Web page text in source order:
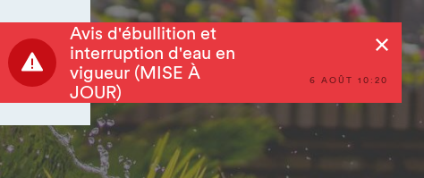
6 AOÛT 10:20
Avis d'ébullition et
interruption d'eau en
vigueur (MISE À
JOUR)